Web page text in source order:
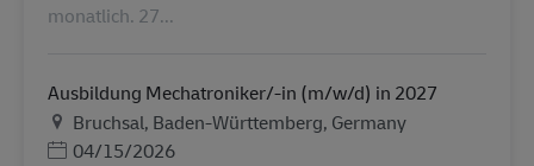
monatlich. 27...
Ausbildung Mechatroniker/-in (m/w/d) in 2027
PlatsBruchsal, Baden-Württemberg, Germany
Posted Date
04/15/2026